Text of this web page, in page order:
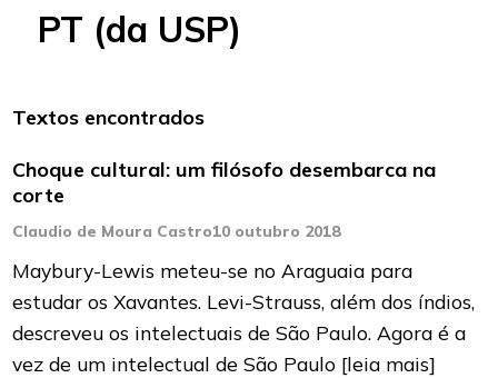
PT (da USP)
Textos encontrados
Choque cultural: um filósofo desembarca na
corte
Claudio de Moura Castro10 outubro 2018
Maybury-Lewis meteu-se no Araguaia para
estudar os Xavantes. Levi-Strauss, além dos índios,
descreveu os intelectuais de São Paulo. Agora é a
vez de um intelectual de São Paulo [leia mais]